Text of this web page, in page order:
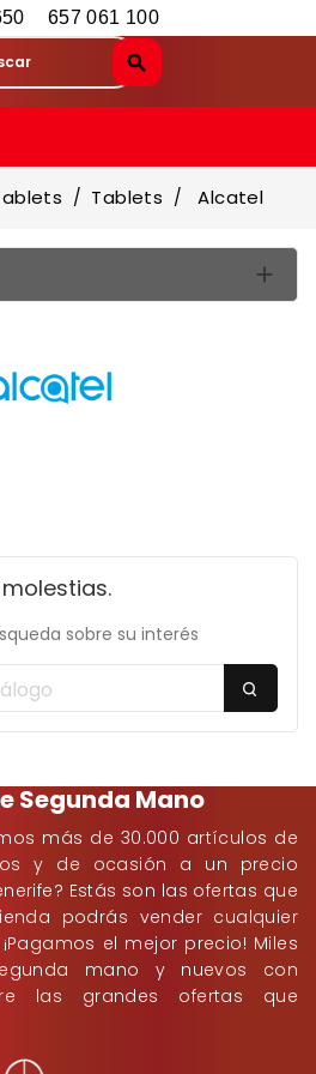
657 061 100
Tablets Alcatel

sobre su interés
Segunda Mano
más de 30.000 artículos de
y de ocasión a un precio
Estás son las ofertas que
podrás vender cualquier
el mejor precio! Miles
mano y nuevos con
las grandes ofertas que